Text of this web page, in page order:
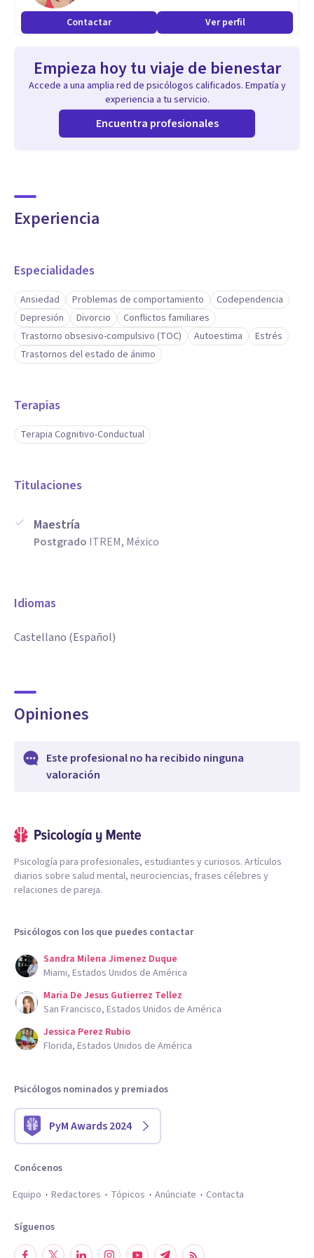
Maestro en Terapia Cognitivo Conductual.
Algunos padecimientos entre los cuales la Terapia
TOC,
Inseguridad,
Aptitudes
Tengo 30 años de experiencia como psicoterapéuta.
Adolescentes y adultos, ansiedad y depresión entre otros.
Contactar Ver perfil
Empieza hoy tu viaje de bienestar
Accede a una amplia red de psicólogos calificados. Empatía y
experiencia a tu servicio.
Encuentra profesionales
Experiencia
Especialidades
Ansiedad Problemas de comportamiento
Codependencia
Depresión
Divorcio
Conflictos familiares
Trastorno obsesivo-compulsivo (TOC)
Autoestima
Estrés
Trastornos del estado de ánimo
Terapias
Terapia Cognitivo-Conductual
Titulaciones
Maestría
Postgrado ITREM, México
Idiomas
Castellano (Español)
Opiniones
Este profesional no ha recibido ninguna
valoración
Psicología para profesionales, estudiantes y curiosos. Artículos
diarios sobre salud mental, neurociencias, frases célebres y
relaciones de pareja.
Psicólogos con los que puedes contactar
Sandra Milena Jimenez Duque
Miami, Estados Unidos de América
Maria De Jesus Gutierrez Tellez
San Francisco, Estados Unidos de América
Jessica Perez Rubio
Florida, Estados Unidos de América
Psicólogos nominados y premiados
PyM Awards 2024
Conócenos
Equipo
Redactores Tópicos Anúnciate Contacta
Síguenos